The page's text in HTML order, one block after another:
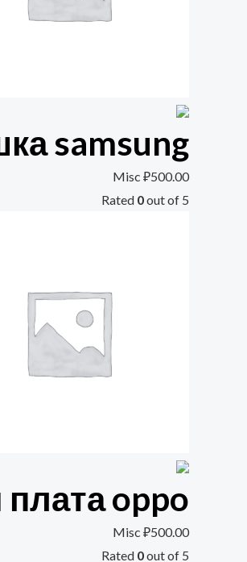
samsung
Misc ₽500.00
Rated 0out of 5
oppo
Misc ₽500.00
Rated 0out of 5